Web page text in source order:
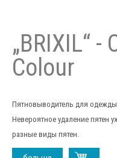
„BRIXIL“ -
Colour
Пятновыводитель для одежды
Невероятное удаление пятен
разные виды пятен.